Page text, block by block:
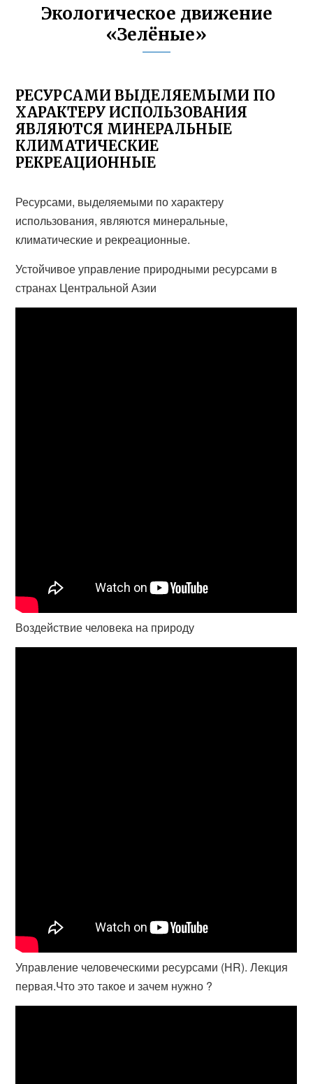
Экологическое движение
«Зелёные»
РЕСУРСАМИ ВЫДЕЛЯЕМЫМИ ПО
ХАРАКТЕРУ ИСПОЛЬЗОВАНИЯ
ЯВЛЯЮТСЯ МИНЕРАЛЬНЫЕ
КЛИМАТИЧЕСКИЕ
РЕКРЕАЦИОННЫЕ
Ресурсами, выделяемыми по характеру
использования, являются минеральные,
климатические и рекреационные.
Устойчивое управление природными ресурсами в
странах Центральной Азии
Воздействие человека на природу
Управление человеческими ресурсами (HR). Лекция
первая.Что это такое и зачем нужно ?